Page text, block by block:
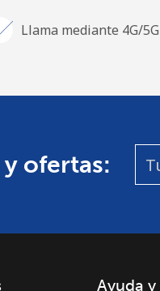
Llama mediante 4G/5G
ofertas:
Ayuda